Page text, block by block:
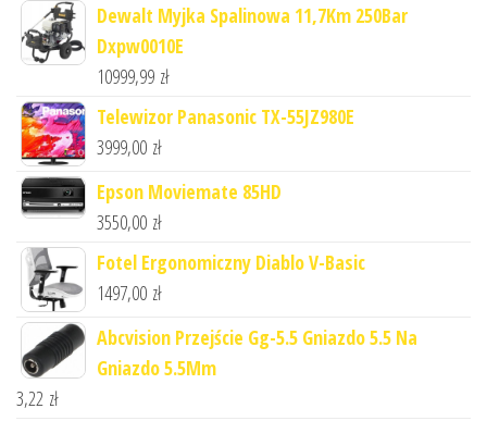
Dewalt Myjka Spalinowa 11,7Km 250Bar
Dxpw0010E
10999,99 zł
Telewizor Panasonic TX-55JZ980E
3999,00 zł
Epson Moviemate 85HD
3550,00 zł
Fotel Ergonomiczny Diablo V-Basic
1497,00 zł
Abcvision Przejście Gg-5.5 Gniazdo 5.5 Na
Gniazdo 5.5Mm
3,22 zł